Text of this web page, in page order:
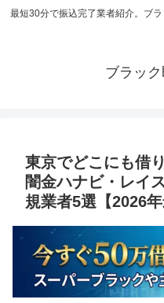
最短30分で振込完了業者紹介。ブ
ブラッ
東京でどこにも借
闇金ハナビ・レイ
規業者5選【2026年